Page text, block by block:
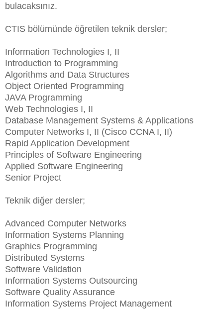
bulacaksınız.
CTIS bölümünde öğretilen teknik dersler;
Information Technologies I, II
Introduction to Programming
Algorithms and Data Structures
Object Oriented Programming
JAVA Programming
Web Technologies I, II
Database Management Systems & Applications
Computer Networks I, II (Cisco CCNA I, II)
Rapid Application Development
Principles of Software Engineering
Applied Software Engineering
Senior Project
Teknik diğer dersler;
Advanced Computer Networks
Information Systems Planning
Graphics Programming
Distributed Systems
Software Validation
Information Systems Outsourcing
Software Quality Assurance
Information Systems Project Management